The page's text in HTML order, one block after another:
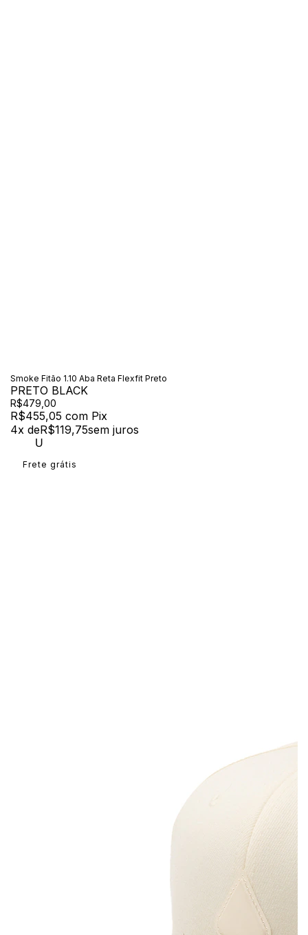
Smoke Fitão 1.10 Aba Reta Flexfit Preto
PRETO BLACK
R$479,00
R$455,05 com Pix
4x deR$119,75sem juros
U
Frete grátis